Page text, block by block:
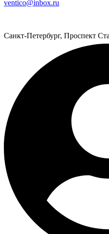
ventico@inbox.ru
Санкт-Петербург, Проспект